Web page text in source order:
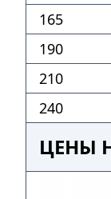
165
190
210
240
ЦЕНЫ